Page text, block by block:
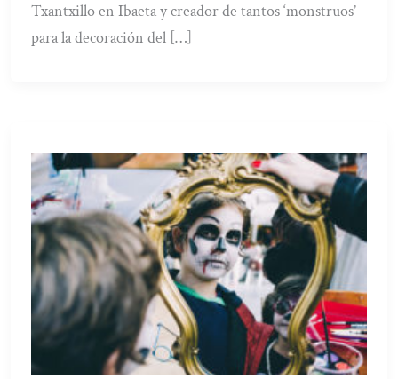
Txantxillo en Ibaeta y creador de tantos ‘monstruos’
para la decoración del […]